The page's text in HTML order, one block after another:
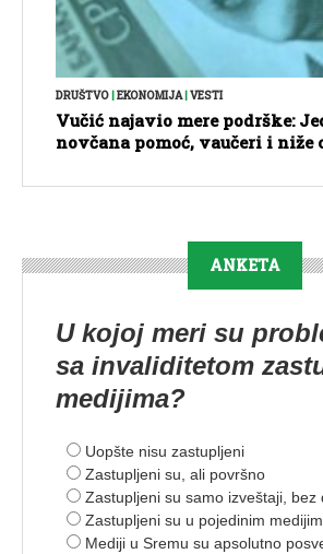
DRUŠTVO EKONOMIJA| VESTI
Vučić najavio mere podrške:
novčana pomoć, vaučeri i niže
ANKETA
U kojoj meri su
sa invaliditetom
medijima?
Uopšte nisu zastupljeni
Zastupljeni su, ali površno
Zastupljeni su samo izveštaji, bez
Zastupljeni su u pojedinim
Mediji u Sremu su apsolutno